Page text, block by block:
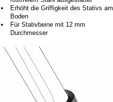
Erhöht die Griffigkeit des Stativs am
Boden
Für Stativbeine mit 12 mm
Durchmesser